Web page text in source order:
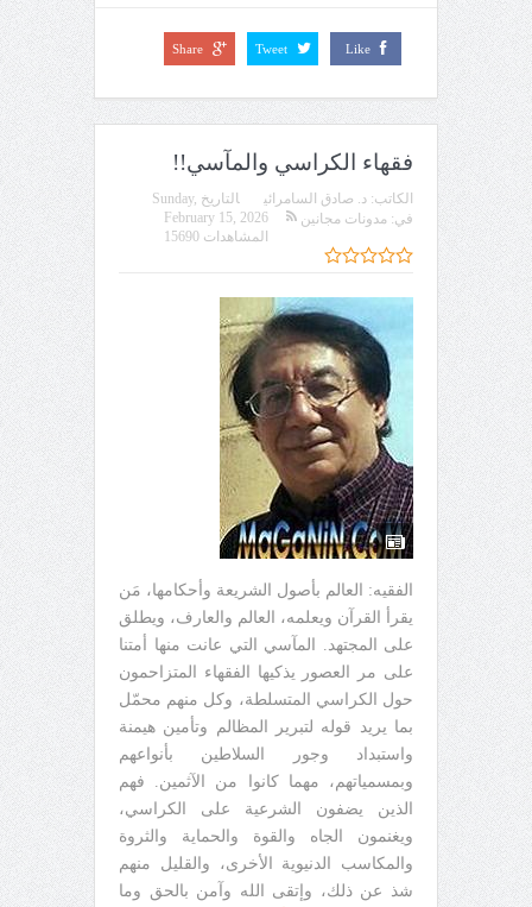
Like
Tweet
Share
فقهاء الكراسي والمآسي!!
الكاتب: د. صادق السامرائي التاريخ Sunday,
February 15, 2026
في: مدونات مجانين
المشاهدات 15690
الفقيه: العالم بأصول الشريعة وأحكامها، مَن
يقرأ القرآن ويعلمه، العالم والعارف، ويطلق
على المجتهد. المآسي التي عانت منها أمتنا
على مر العصور يذكيها الفقهاء المتزاحمون
حول الكراسي المتسلطة، وكل منهم محمّل
بما يريد قوله لتبرير المظالم وتأمين هيمنة
واستبداد وجور السلاطين بأنواعهم
وبمسمياتهم، مهما كانوا من الآثمين. فهم
الذين يضفون الشرعية على الكراسي،
ويغنمون الجاه والقوة والحماية والثروة
والمكاسب الدنيوية الأخرى، والقليل منهم
شذ عن ذلك، وإتقى الله وآمن بالحق وما